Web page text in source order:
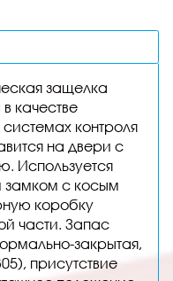
защелка
качестве
контроля
на двери с
Используется
замком с косым
коробку
части. Запас
закрытая,
присутствие